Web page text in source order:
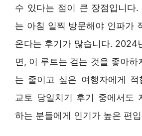
수 있다는 점이 큰 장점입니다
는 아침 일찍 방문해야 인파가
온다는 후기가 많습니다. 2024
면, 이 루트는 걷는 것을 좋아하
는 줄이고 싶은 여행자에게 적
교토 당일치기 후기 중에서도
하는 분들에게 인기가 높은 편